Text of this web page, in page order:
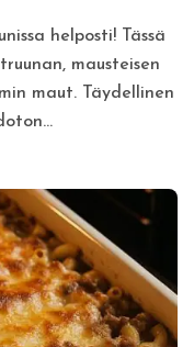
mausteisen
maut. Täydellinen